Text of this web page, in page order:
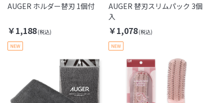
AUGER ホルダー替刃 1個付
￥1,188
AUGER 替刃スリムパック 3個
入
￥1,078